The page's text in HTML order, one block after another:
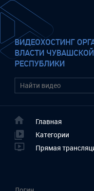
ВИДЕОХОСТИНГ
ВЛАСТИ ЧУВАШСКОЙ
РЕСПУБЛИКИ
Главная
Категории
Прямая